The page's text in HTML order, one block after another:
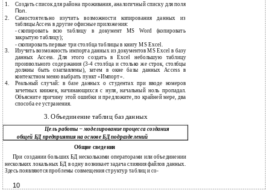
1.
Создать список для района проживания, аналогичный списку для поля
Пол.
2.
Самостоятельно изучить возможности копирования данных из
таблицыAccess в другие офисные приложения:
- скопировать всю таблицу в документ MS Word (копировать
закрытую таблицу);
- скопировать первые три столбца таблицы в книгу MS Excel.
3. Изучить возможность импорта данных из документов MS Excel в базу
данных Access. Для этого создать в Excel небольшую таблицу
произвольного содержания(3-4 столбца и столько же строк, столбцы
должны быть озаглавлены), затем в окне базы данных Access в
контекстном меню выбрать пункт «Импорт».
4. Реальный случай: в базе данных о студентах при вводе номеров
зачетных книжек, начинающихся с нуля, начальный ноль пропадал.
Объясните причину этой ошибки и предложите, по крайней мере, два
способа ее устранения.
3. Объединение таблиц баз данных
Цель работы – моделирование процесса создания
общей БД предприятия на основе БД подразделений
Общие сведения
При создании больших БД несколькими операторами или объединении
нескольких локальных БД в одну возникает задача слияния файлов данных.
Здесь появляются проблемы совмещения структур таблиц и со-
10